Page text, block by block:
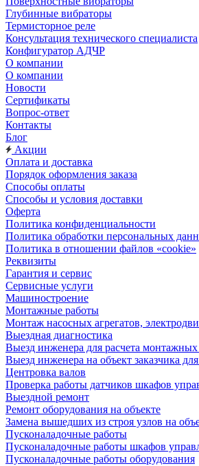
Глубинные вибраторы
Термисторное реле
Консультация технического специалиста
Конфигуратор АДЧР
О компании
О компании
Новости
Сертификаты
Вопрос-ответ
Контакты
Блог
Акции
Оплата и доставка
Порядок оформления заказа
Способы оплаты
Способы и условия доставки
Оферта
Политика конфиденциальности
Политика обработки персональных
Политика в отношении файлов «cookie»
Реквизиты
Гарантия и сервис
Сервисные услуги
Машиностроение
Монтажные работы
Монтаж насосных агрегатов,
Выездная диагностика
Выезд инженера для расчета монтажных
Выезд инженера на объект заказчика
Центровка валов
Проверка работы датчиков шкафов
Выездной ремонт
Ремонт оборудования на объекте
Замена вышедших из строя узлов на
Пусконаладочные работы
Пусконаладочные работы шкафов
Пусконаладочные работы оборудования